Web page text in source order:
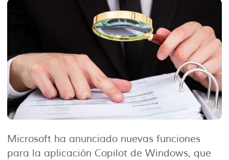
Microsoft ha anunciado nuevas funciones
para la aplicación Copilot de Windows, que